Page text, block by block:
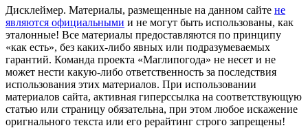
Дисклеймер. Материалы, размещенные на данном сайте не
являются официальными и не могут быть использованы, как
эталонные! Все материалы предоставляются по принципу
«как есть», без каких-либо явных или подразумеваемых
гарантий. Команда проекта «Маглипогода» не несет и не
может нести какую-либо ответственность за последствия
использования этих материалов. При использовании
материалов сайта, активная гиперссылка на соответствующую
статью или страницу обязательна, при этом любое искажение
оригнального текста или его рерайтинг строго запрещены!